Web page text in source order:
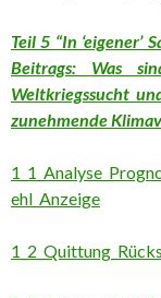
Teil 5 “In ‘eigener’
Beitrags: Was
Weltkriegssucht
zunehmende
ehl_Anzeige